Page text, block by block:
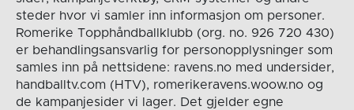
steder hvor vi samler inn informasjon om personer.
Romerike Topphåndballklubb (org. no. 926 720 430)
er behandlingsansvarlig for personopplysninger som
samles inn på nettsidene: ravens.no med undersider,
handballtv.com (HTV), romerikeravens.woow.no og
de kampanjesider vi lager. Det gjelder egne